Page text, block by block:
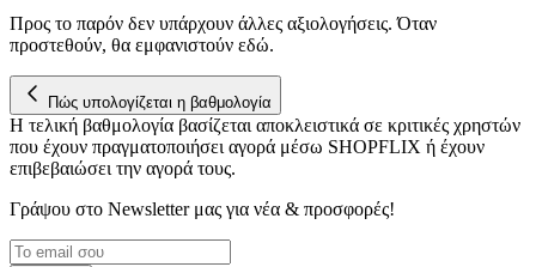
Προς το παρόν δεν υπάρχουν άλλες αξιολογήσεις. Όταν
προστεθούν, θα εμφανιστούν εδώ.
Πώς υπολογίζεται η βαθμολογία
Η τελική βαθμολογία βασίζεται αποκλειστικά σε κριτικές χρηστών
που έχουν πραγματοποιήσει αγορά μέσω SHOPFLIX ή έχουν
επιβεβαιώσει την αγορά τους.
Γράψου στο Νewsletter μας για νέα & προσφορές!